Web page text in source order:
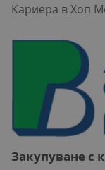
Кариера в Хоп
Закупуване с